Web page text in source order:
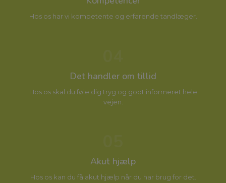
Hos os har vi kompetente og erfarende tandlæger.
Det handler om tillid
Hos os skal du føle dig tryg og godt informeret hele
vejen.
Akut hjælp
Hos os kan du få akut hjælp når du har brug for det.